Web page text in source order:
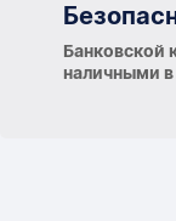
Банковской
наличными в